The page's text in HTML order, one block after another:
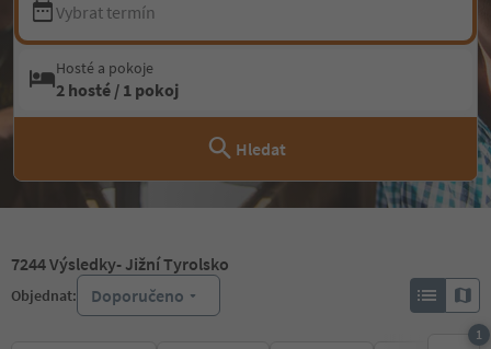
Vybrat termín
Hosté a pokoje
2 hosté / 1 pokoj
Hledat
7244Výsledky- Jižní Tyrolsko
Objednat: Doporučeno
1